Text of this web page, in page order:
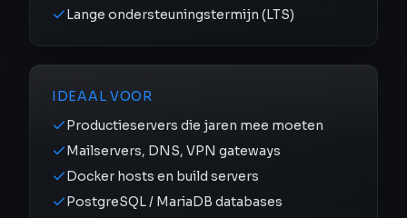
Lange ondersteuningstermijn (LTS)
IDEAAL VOOR
Productieservers die jaren mee moeten
Mailservers, DNS, VPN gateways
Docker hosts en build servers
PostgreSQL / MariaDB databases